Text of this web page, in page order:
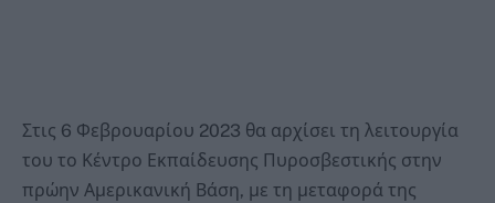
Στις 6 Φεβρουαρίου 2023 θα αρχίσει τη λειτουργία
του το Κέντρο Εκπαίδευσης Πυροσβεστικής στην
πρώην Αμερικανική Βάση, με τη μεταφορά της